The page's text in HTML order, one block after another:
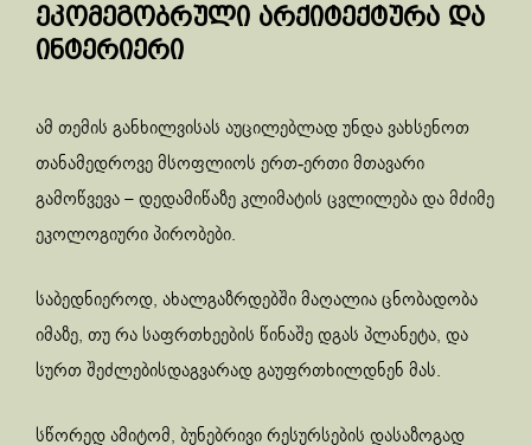
ეკომეგობრული არქიტექტურა და
ინტერიერი
ამ თემის განხილვისას აუცილებლად უნდა ვახსენოთ
თანამედროვე მსოფლიოს ერთ-ერთი მთავარი
გამოწვევა – დედამიწაზე კლიმატის ცვლილება და მძიმე
ეკოლოგიური პირობები.
საბედნიეროდ, ახალგაზრდებში მაღალია ცნობადობა
იმაზე, თუ რა საფრთხეების წინაშე დგას პლანეტა, და
სურთ შეძლებისდაგვარად გაუფრთხილდნენ მას.
სწორედ ამიტომ, ბუნებრივი რესურსების დასაზოგად